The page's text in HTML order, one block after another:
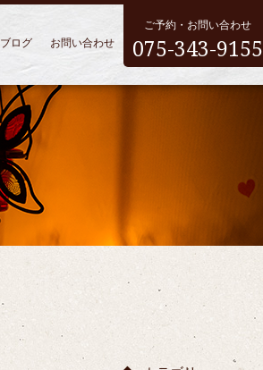
ブログ お問い合わせ
ご予約・お問い合わせ
075-343-9155